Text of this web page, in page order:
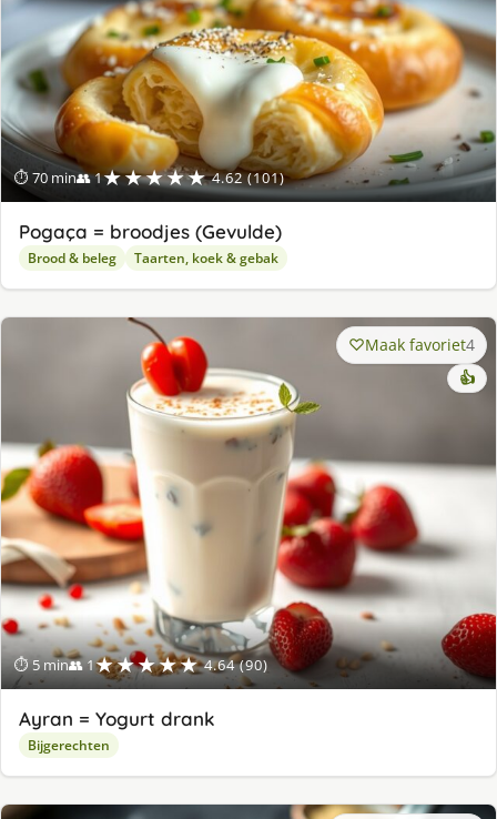
⏱ 70 min👥 1★★★★★ 4.62 (101)
Pogaça = broodjes (Gevulde)
Brood & beleg Taarten, koek & gebak
⏱ 5 min👥 1★★★★★ 4.64 (90)
Maak favoriet4
👍
Ayran = Yogurt drank
Bijgerechten